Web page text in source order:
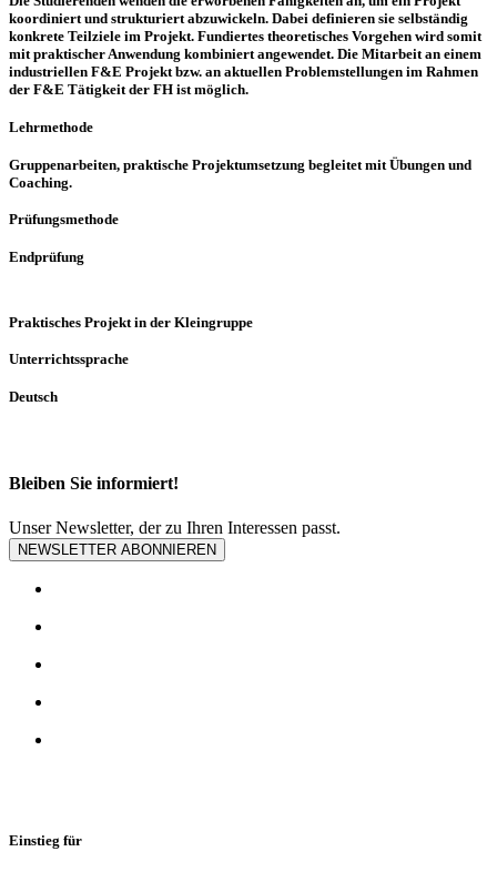
koordiniert und strukturiert abzuwickeln. Dabei definieren sie selbständig
konkrete Teilziele im Projekt. Fundiertes theoretisches Vorgehen wird somit
mit praktischer Anwendung kombiniert angewendet. Die Mitarbeit an einem
industriellen F&E Projekt bzw. an aktuellen Problemstellungen im Rahmen
der F&E Tätigkeit der FH ist möglich.
Lehrmethode
Gruppenarbeiten, praktische Projektumsetzung begleitet mit Übungen und
Coaching.
Prüfungsmethode
Endprüfung
Praktisches Projekt in der Kleingruppe
Unterrichtssprache
Deutsch
Bleiben Sie informiert!
Unser Newsletter, der zu Ihren Interessen passt.
NEWSLETTER ABONNIEREN
Einstieg für